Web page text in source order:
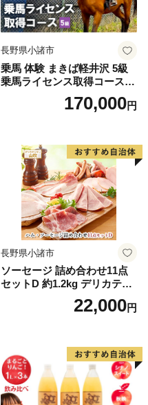
長野県小諸市
乗馬 体験 まきば軽井沢 5級
乗馬ライセンス取得コース
170,000円
長野県小諸市
ソーセージ 詰め合わせ11点
セットD 約1.2kg デリカテッ
セン山吹 お肉 ハム ソーセー
ジ ウインナー コンビーフ サ
22,000円